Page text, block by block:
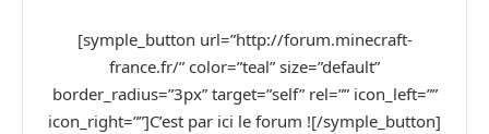
[symple_button url=”http://forum.minecraft-
france.fr/” color=”teal” size=”default”
border_radius=”3px” target=”self” rel=”” icon_left=””
icon_right=””]C’est par ici le forum ![/symple_button]